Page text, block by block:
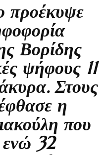
προέκυψε
Βορίδης
ψήφους 11
Στους
η
που
ενώ 32